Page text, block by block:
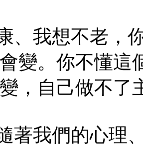
、我想不老，
變。你不懂這
，自己做不了
著我們的心理